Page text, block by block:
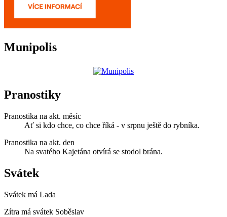
Munipolis
Pranostiky
Pranostika na akt. měsíc
Ať si kdo chce, co chce říká - v srpnu ještě do rybníka.
Pranostika na akt. den
Na svatého Kajetána otvírá se stodol brána.
Svátek
Svátek má Lada
Zítra má svátek Soběslav